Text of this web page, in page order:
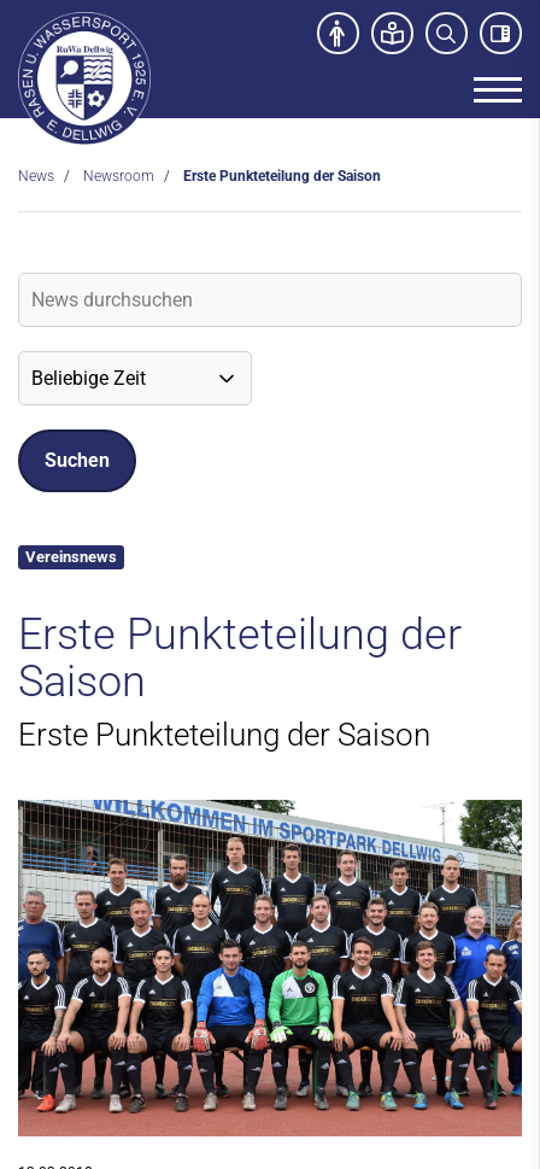
News Newsroom Erste Punkteteilung der Saison
Vereinsnews
Erste Punkteteilung der
Saison
Erste Punkteteilung der Saison
Veranstaltungen
Social-Media News
Sport- und Kursangebot
Kontakt